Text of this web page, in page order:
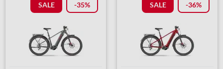
SALE -35% SALE -36%